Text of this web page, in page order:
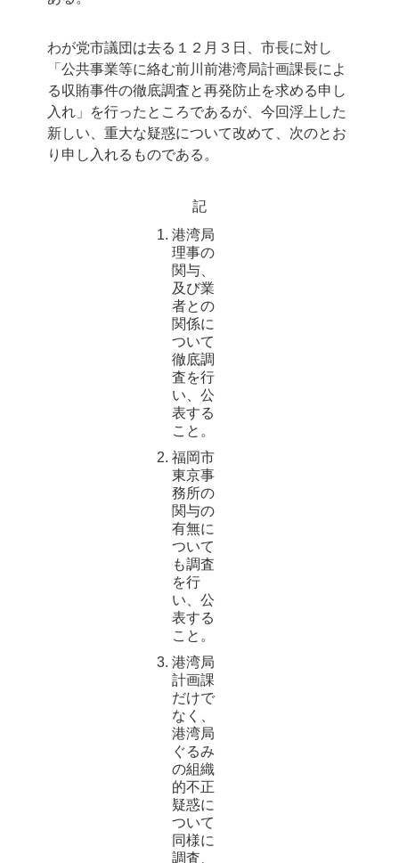
わが党市議団は去る１２月３日、市長に対し
「公共事業等に絡む前川前港湾局計画課長によ
る収賄事件の徹底調査と再発防止を求める申し
入れ」を行ったところであるが、今回浮上した
新しい、重大な疑惑について改めて、次のとお
り申し入れるものである。
記
港湾局
理事の
関与、
及び業
者との
関係に
ついて
徹底調
査を行
い、公
表する
こと。
福岡市
東京事
務所の
関与の
有無に
ついて
も調査
を行
い、公
表する
こと。
港湾局
計画課
だけで
なく、
港湾局
ぐるみ
の組織
的不正
疑惑に
ついて
同様に
調査、